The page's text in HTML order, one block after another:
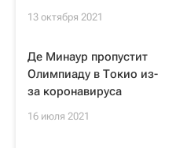
13 октября 2021
Де Минаур пропустит
Олимпиаду в Токио из-
за коронавируса
16 июля 2021